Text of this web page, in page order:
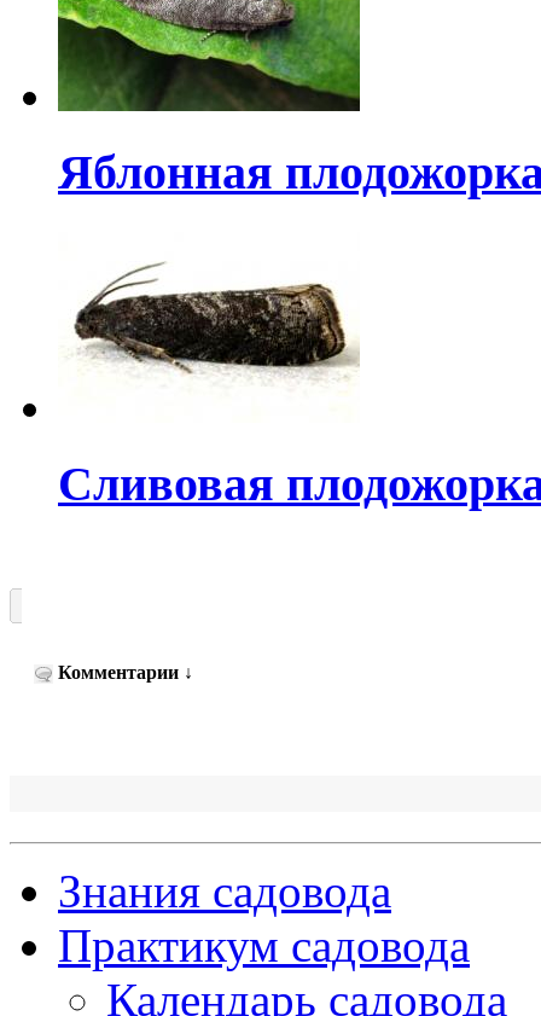
Яблонная
Сливовая
Комментарии ↓
Знания садовода
Практикум садовода
Календарь садовода